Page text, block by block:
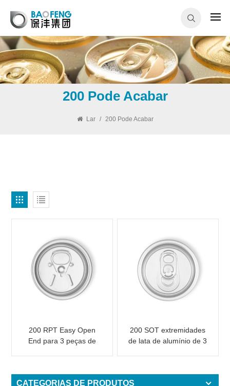
200 Pode Acabar
Lar / 200 Pode Acabar
200 RPT Easy Open
End para 3 peças de
200 SOT extremidades
de lata de alumínio de 3
CATEGORIAS DE PRODUTOS